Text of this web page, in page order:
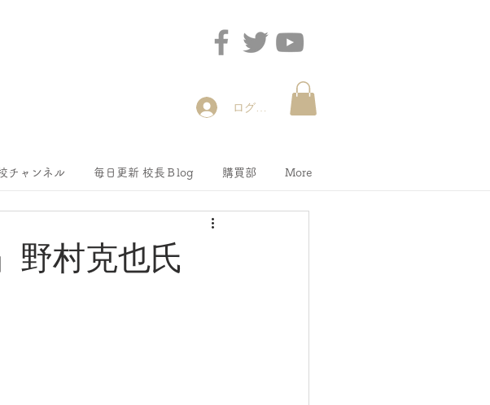
ログイン
チャンネル 毎日更新 校長Ｂlog 購買部 More
野村克也氏